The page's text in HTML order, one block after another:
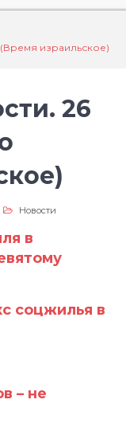
израильское)
26
Новости
в
соцжилья в
– не